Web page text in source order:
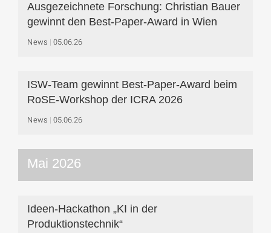
Ausgezeichnete Forschung: Christian Bauer
gewinnt den Best-Paper-Award in Wien
News 05.06.26
ISW-Team gewinnt Best-Paper-Award beim
RoSE-Workshop der ICRA 2026
News 05.06.26
Mai 2026
Ideen-Hackathon „KI in der
Produktionstechnik“